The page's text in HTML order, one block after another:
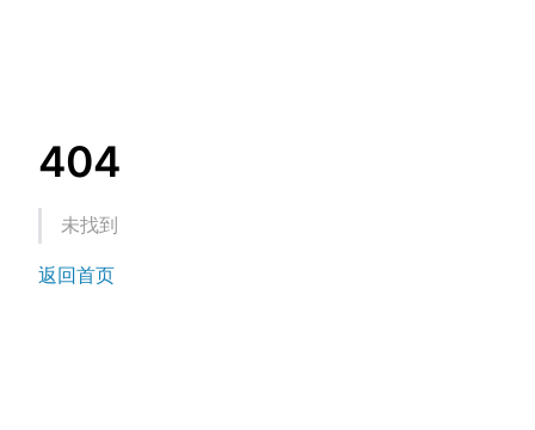
404
未找到
返回首页